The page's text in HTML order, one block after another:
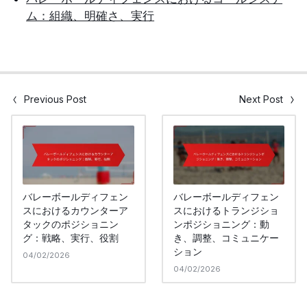
ム：組織、明確さ、実行
Previous Post Next Post
バレーボールディフェン
スにおけるカウンターア
タックのポジショニン
グ：戦略、実行、役割
04/02/2026
バレーボールディフェン
スにおけるトランジショ
ンポジショニング：動
き、調整、コミュニケー
ション
04/02/2026